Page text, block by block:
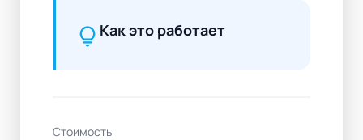
lightbulb Как это работает
Стоимость